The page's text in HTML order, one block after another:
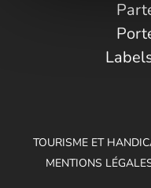
TOURISME ET
MENTIONS